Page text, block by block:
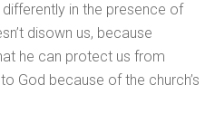
in the presence of
disown us, because
he can protect us from
God because of the church’s